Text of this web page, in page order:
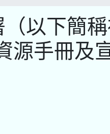
以下簡
源手冊及